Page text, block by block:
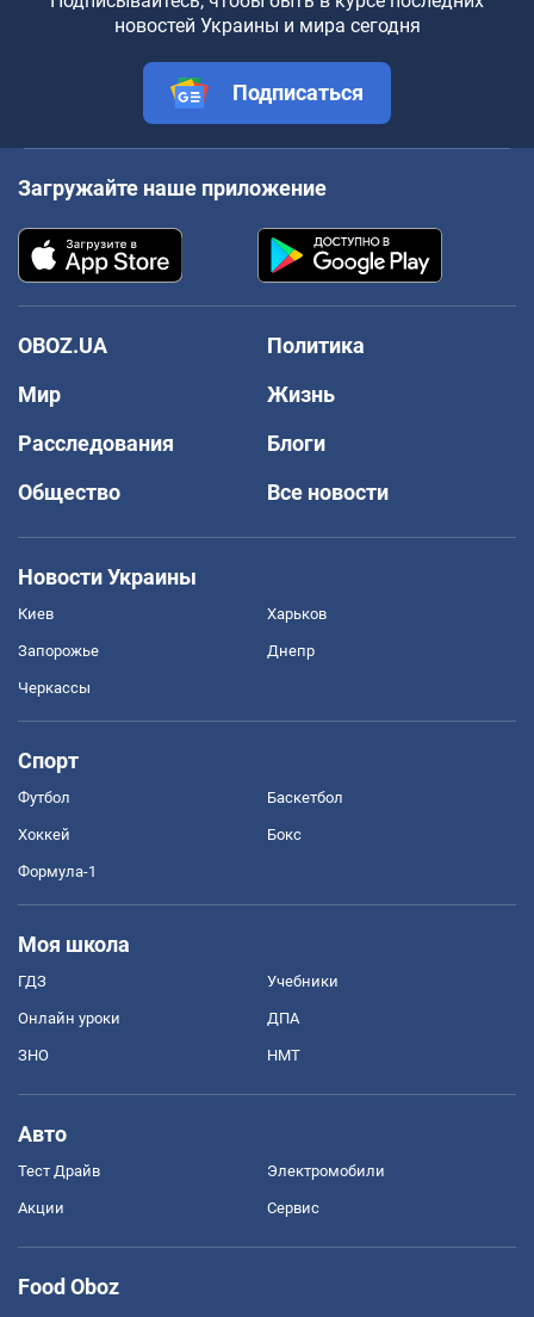
новостей Украины и мира сегодня
Подписаться
Загружайте наше приложение
OBOZ.UA
Политика
Мир
Жизнь
Расследования
Блоги
Общество
Все новости
Новости Украины
Киев Харьков
Запорожье Днепр
Черкассы
Спорт
Футбол Баскетбол
Хоккей Бокс
Формула-1
Моя школа
ГДЗ Учебники
Онлайн уроки ДПА
ЗНО НМТ
Авто
Тест Драйв Электромобили
Акции Сервис
Food Oboz